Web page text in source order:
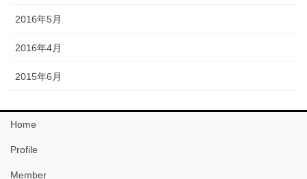
2016年5月
2016年4月
2015年6月
Home
Profile
Member